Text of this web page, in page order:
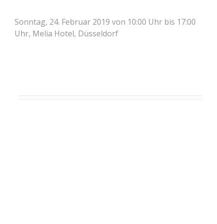
Sonntag, 24. Februar 2019 von 10:00 Uhr bis 17:00
Uhr, Melia Hotel, Düsseldorf